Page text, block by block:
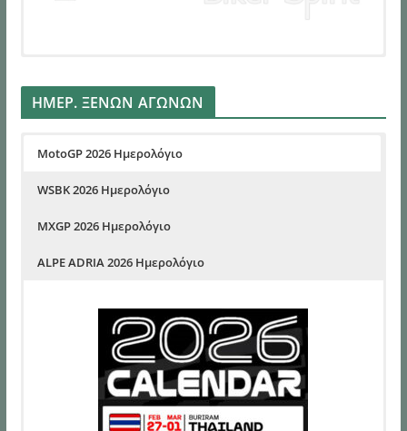
ΗΜΕΡ. ΞΕΝΩΝ ΑΓΩΝΩΝ
MotoGP 2026 Ημερολόγιο
WSBK 2026 Ημερολόγιο
MXGP 2026 Ημερολόγιο
ALPE ADRIA 2026 Ημερολόγιο